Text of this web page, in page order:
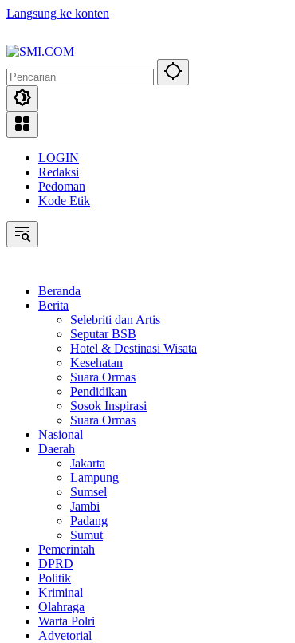
Langsung ke konten
LOGIN
Redaksi
Pedoman
Kode Etik
Beranda
Berita
Selebriti dan Artis
Seputar BSB
Hotel & Destinasi Wisata
Kesehatan
Suara Ormas
Pendidikan
Sosok Inspirasi
Suara Ormas
Nasional
Daerah
Jakarta
Lampung
Sumsel
Jambi
Padang
Sumut
Pemerintah
DPRD
Politik
Kriminal
Olahraga
Warta Polri
Advetorial